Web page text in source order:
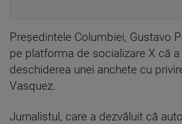
Președintele Columbiei, Gustavo
pe platforma de socializare X că
deschiderea unei anchete cu
Vasquez.
Jurnalistul, care a dezvăluit că